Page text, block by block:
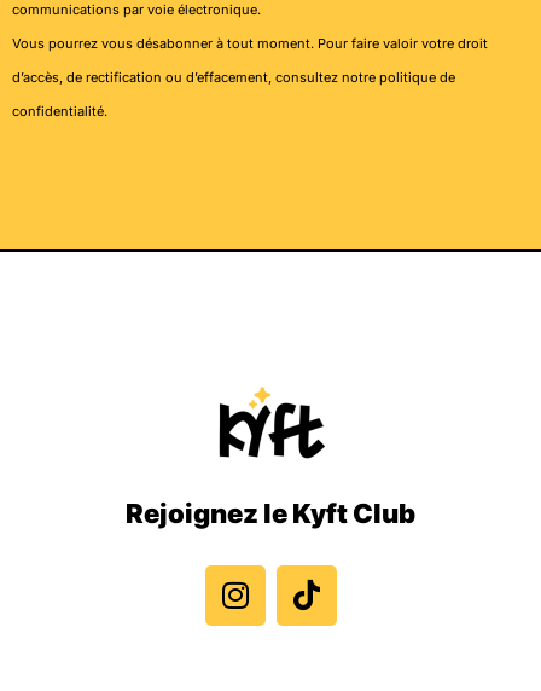
communications par voie électronique.
Vous pourrez vous désabonner à tout moment. Pour faire valoir votre droit
d’accès, de rectification ou d’effacement, consultez notre politique de
confidentialité.
Rejoignez le Kyft Club
n
s
t
i
k
t